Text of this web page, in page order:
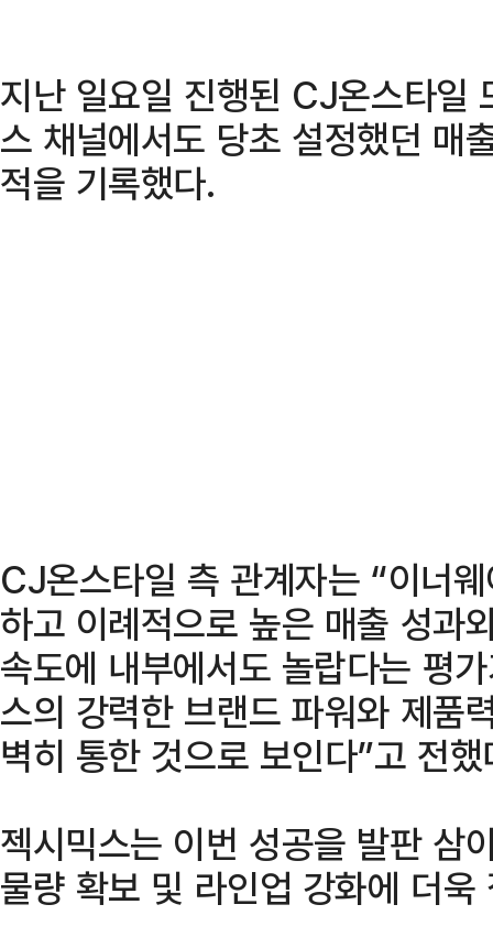
지난 일요일 진행된 CJ온스타일
스 채널에서도 당초 설정했던 매
적을 기록했다.
CJ온스타일 측 관계자는 “이너
하고 이례적으로 높은 매출 성과
속도에 내부에서도 놀랍다는 평
스의 강력한 브랜드 파워와 제품
벽히 통한 것으로 보인다”고 전했
젝시믹스는 이번 성공을 발판 삼
물량 확보 및 라인업 강화에 더욱